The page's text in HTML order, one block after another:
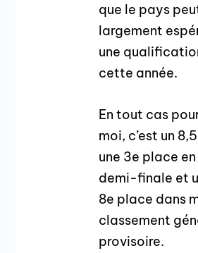
que le pays
largement
une
cette année.
En tout cas
moi, c’est un
une 3e place en
demi-finale et
8e place dans
classement
provisoire.